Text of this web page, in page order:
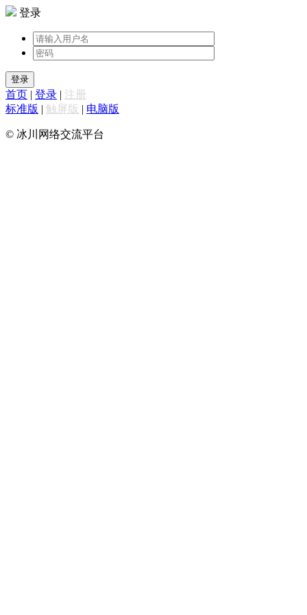
登录
登录
首页 | 登录 | 注册
标准版 | 触屏版 | 电脑版
© 冰川网络交流平台